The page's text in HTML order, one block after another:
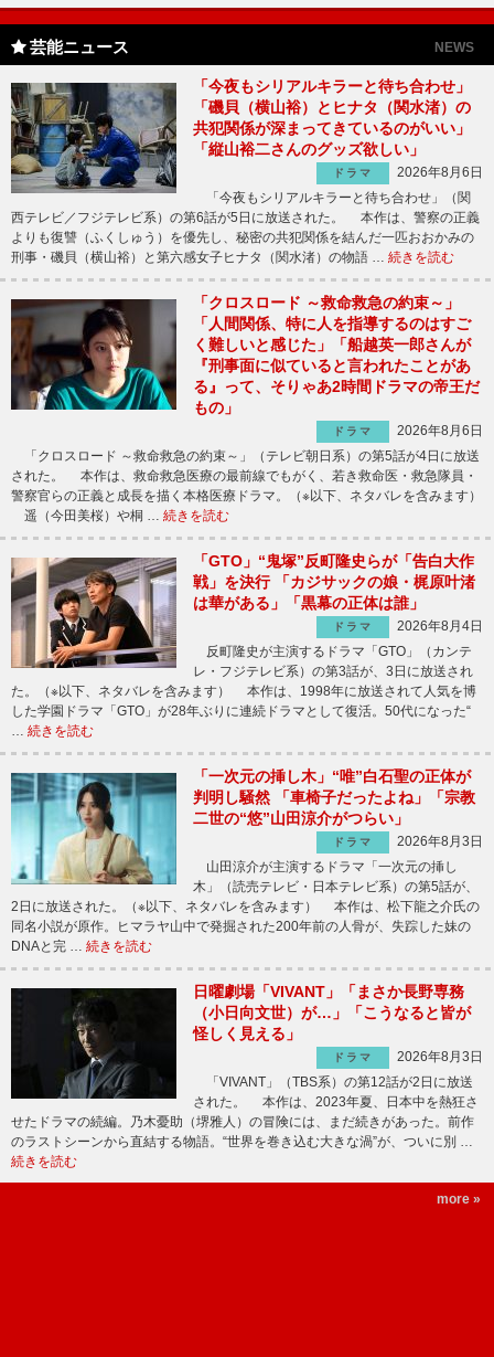
芸能ニュース NEWS
「今夜もシリアルキラーと待ち合わせ」
「磯貝（横山裕）とヒナタ（関水渚）の
共犯関係が深まってきているのがいい」
「縦山裕二さんのグッズ欲しい」
ドラマ
2026年8月6日
「今夜もシリアルキラーと待ち合わせ」（関
西テレビ／フジテレビ系）の第6話が5日に放送された。 本作は、警察の正義
よりも復讐（ふくしゅう）を優先し、秘密の共犯関係を結んだ一匹おおかみの
刑事・磯貝（横山裕）と第六感女子ヒナタ（関水渚）の物語 … 続きを読む
「クロスロード ～救命救急の約束～」
「人間関係、特に人を指導するのはすご
く難しいと感じた」「船越英一郎さんが
『刑事面に似ていると言われたことがあ
る』って、そりゃあ2時間ドラマの帝王だ
もの」
ドラマ
2026年8月6日
「クロスロード ～救命救急の約束～」（テレビ朝日系）の第5話が4日に放送
された。 本作は、救命救急医療の最前線でもがく、若き救命医・救急隊員・
警察官らの正義と成長を描く本格医療ドラマ。（※以下、ネタバレを含みます）
遥（今田美桜）や桐 … 続きを読む
「GTO」“鬼塚”反町隆史らが「告白大作
戦」を決行 「カジサックの娘・梶原叶渚
は華がある」「黒幕の正体は誰」
ドラマ
2026年8月4日
反町隆史が主演するドラマ「GTO」（カンテ
レ・フジテレビ系）の第3話が、3日に放送され
た。（※以下、ネタバレを含みます） 本作は、1998年に放送されて人気を博
した学園ドラマ「GTO」が28年ぶりに連続ドラマとして復活。50代になった“
… 続きを読む
「一次元の挿し木」“唯”白石聖の正体が
判明し騒然 「車椅子だったよね」「宗教
二世の“悠”山田涼介がつらい」
ドラマ
2026年8月3日
山田涼介が主演するドラマ「一次元の挿し
木」（読売テレビ・日本テレビ系）の第5話が、
2日に放送された。（※以下、ネタバレを含みます） 本作は、松下龍之介氏の
同名小説が原作。ヒマラヤ山中で発掘された200年前の人骨が、失踪した妹の
DNAと完 … 続きを読む
日曜劇場「VIVANT」「まさか長野専務
（小日向文世）が…」「こうなると皆が
怪しく見える」
ドラマ
2026年8月3日
「VIVANT」（TBS系）の第12話が2日に放送
された。 本作は、2023年夏、日本中を熱狂さ
せたドラマの続編。乃木憂助（堺雅人）の冒険には、まだ続きがあった。前作
のラストシーンから直結する物語。“世界を巻き込む大きな渦”が、ついに別 …
続きを読む
more »